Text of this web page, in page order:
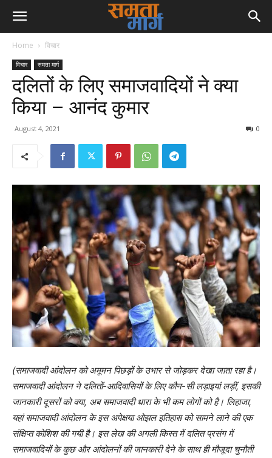
Home विचार
विचार समता मार्ग
दलितों के लिए समाजवादियों ने क्या
किया – आनंद कुमार
August 4, 2021 0
(समाजवादी आंदोलन को अमूमन पिछड़ों के उभार से जोड़कर देखा जाता रहा है।
समाजवादी आंदोलन ने दलितों-आदिवासियों के लिए कौन-सी लड़ाइयां लड़ीं, इसकी
जानकारी दूसरों को क्या, अब समाजवादी धारा के भी कम लोगों को है। लिहाजा,
यहां समाजवादी आंदोलन के इस अपेक्षया ओझल इतिहास को सामने लाने की एक
संक्षिप्त कोशिश की गयी है। इस लेख की अगली किस्त में दलित प्रसंग में
समाजवादियों के कुछ और आंदोलनों की जानकारी देने के साथ ही मौजूदा चुनौती